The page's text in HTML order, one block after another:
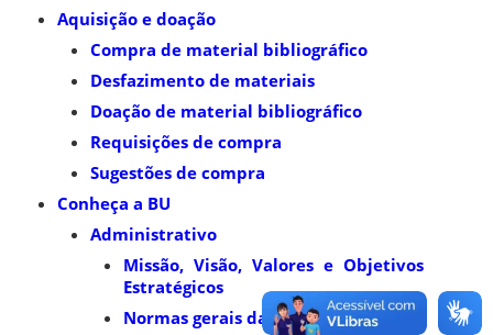
Aquisição e doação
Compra de material bibliográfico
Desfazimento de materiais
Doação de material bibliográfico
Requisições de compra
Sugestões de compra
Conheça a BU
Administrativo
Missão, Visão, Valores e Objetivos
Estratégicos
Normas gerais da BU